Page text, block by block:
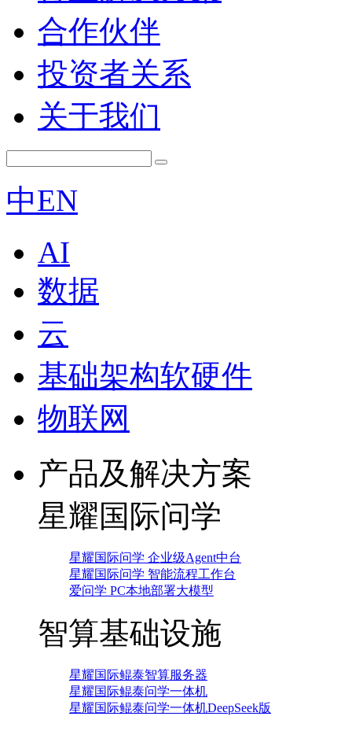
合作伙伴
投资者关系
关于我们
中EN
AI
数据
云
基础架构软硬件
物联网
产品及解决方案
星耀国际问学
星耀国际问学 企业级Agent中台
星耀国际问学 智能流程工作台
爱问学 PC本地部署大模型
智算基础设施
星耀国际鲲泰智算服务器
星耀国际鲲泰问学一体机
星耀国际鲲泰问学一体机DeepSeek版